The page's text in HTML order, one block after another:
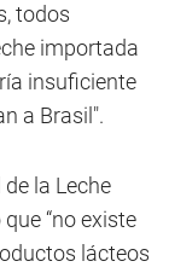
todos
importada
insuficiente
a Brasil".
la Leche
“no existe
lácteos